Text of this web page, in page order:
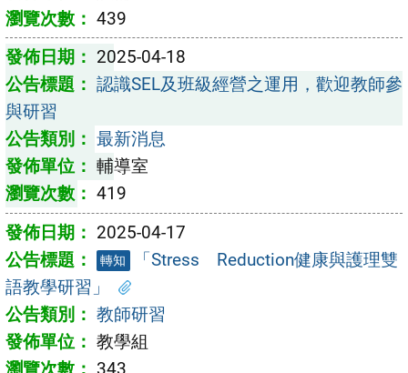
439
2025-04-18
認識SEL及班級經營之運用，歡迎教師參
與研習
最新消息
輔導室
419
2025-04-17
轉知
「Stress Reduction健康與護理雙
語教學研習」
教師研習
教學組
343